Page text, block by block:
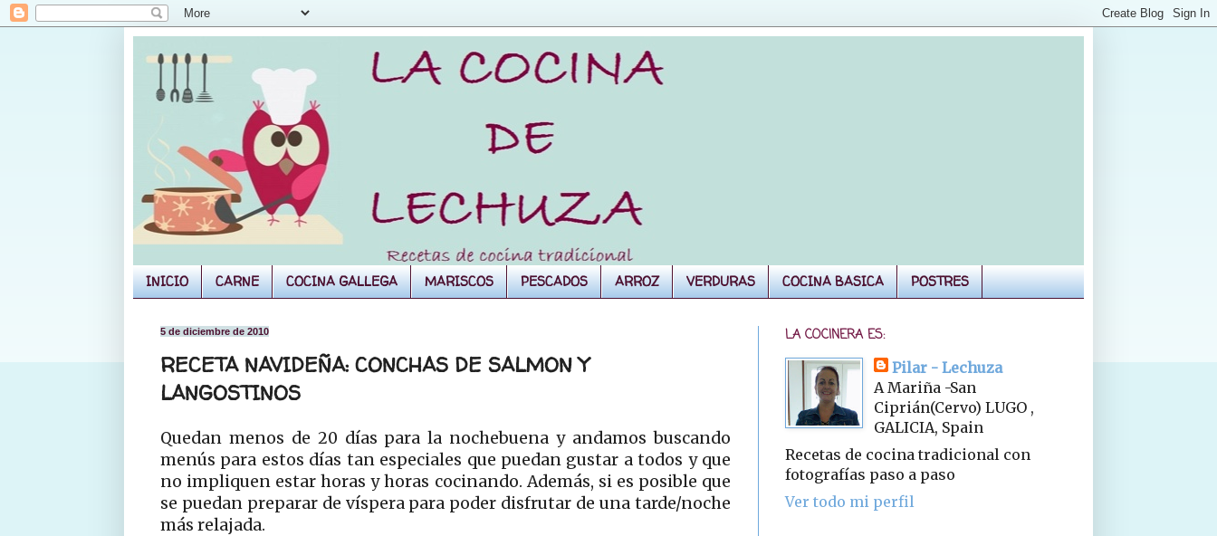
INICIO CARNE COCINA GALLEGA MARISCOS PESCADOS ARROZ VERDURAS COCINA BASICA POSTRES
5 de diciembre de 2010
RECETA NAVIDEÑA: CONCHAS DE SALMON Y
LANGOSTINOS
Quedan menos de 20 días para la nochebuena y andamos buscando
menús para estos días tan especiales que puedan gustar a todos y que
no impliquen estar horas y horas cocinando. Además, si es posible que
se puedan preparar de víspera para poder disfrutar de una tarde/noche
más relajada.
LA COCINERA ES:
Pilar - Lechuza
A Mariña -San
Ciprián(Cervo) LUGO ,
GALICIA, Spain
Recetas de cocina tradicional con
fotografías paso a paso
Ver todo mi perfil